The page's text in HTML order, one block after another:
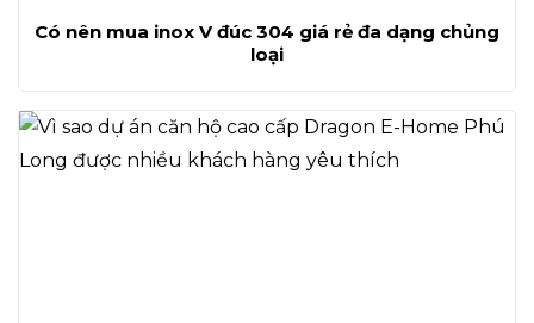
Có nên mua inox V đúc 304 giá rẻ đa dạng chủng
loại